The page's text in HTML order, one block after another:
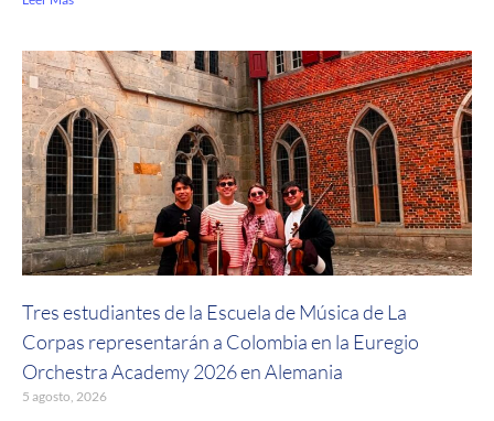
Tres estudiantes de la Escuela de Música de La
Corpas representarán a Colombia en la Euregio
Orchestra Academy 2026 en Alemania
5 agosto, 2026